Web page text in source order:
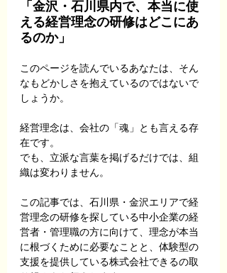
「金沢・石川県内で、本当に使
える経営理念の研修はどこにあ
るのか」
このページを読んでいるあなたは、そん
なもどかしさを抱えているのではないで
しょうか。
経営理念は、会社の「魂」とも言える存
在です。
でも、立派な言葉を掲げるだけでは、組
織は変わりません。
この記事では、石川県・金沢エリアで経
営理念の研修を探している中小企業の経
営者・管理職の方に向けて、理念が本当
に根づくために必要なことと、体験型の
支援を提供している株式会社できるの取